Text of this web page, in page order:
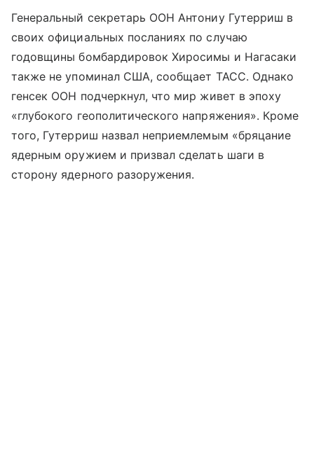
Генеральный секретарь ООН Антониу Гутерриш в
своих официальных посланиях по случаю
годовщины бомбардировок Хиросимы и Нагасаки
также не упоминал США, сообщает ТАСС. Однако
генсек ООН подчеркнул, что мир живет в эпоху
«глубокого геополитического напряжения». Кроме
того, Гутерриш назвал неприемлемым «бряцание
ядерным оружием и призвал сделать шаги в
сторону ядерного разоружения.